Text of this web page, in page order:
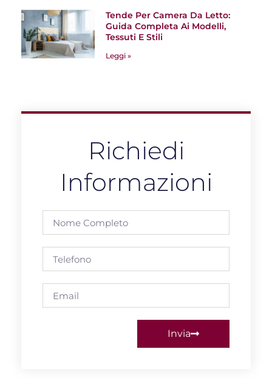
Tende Per Camera Da Letto:
Guida Completa Ai Modelli,
Tessuti E Stili
Leggi »
Richiedi
Informazioni
completo
Invia